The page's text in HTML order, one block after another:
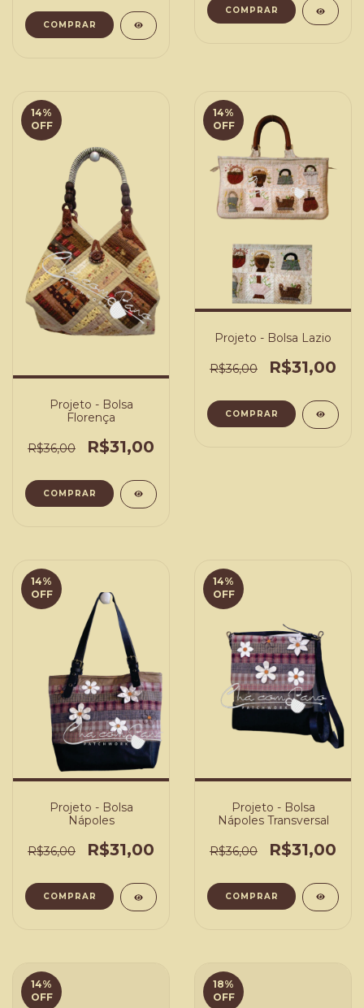
COMPRAR
COMPRAR
14%
OFF
Projeto - Bolsa
Florença
R$36,00 R$31,00
COMPRAR
14%
OFF
Projeto - Bolsa Lazio
R$36,00 R$31,00
COMPRAR
14%
OFF
Projeto - Bolsa
Nápoles
R$36,00 R$31,00
COMPRAR
14%
OFF
Projeto - Bolsa
Nápoles Transversal
R$36,00 R$31,00
COMPRAR
14%
OFF
18%
OFF